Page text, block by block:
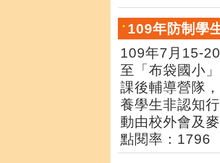
109年防制學
109年7月15-
至「布袋國小
課後輔導營隊
養學生非認知
動由校外會及
點閱率：1796